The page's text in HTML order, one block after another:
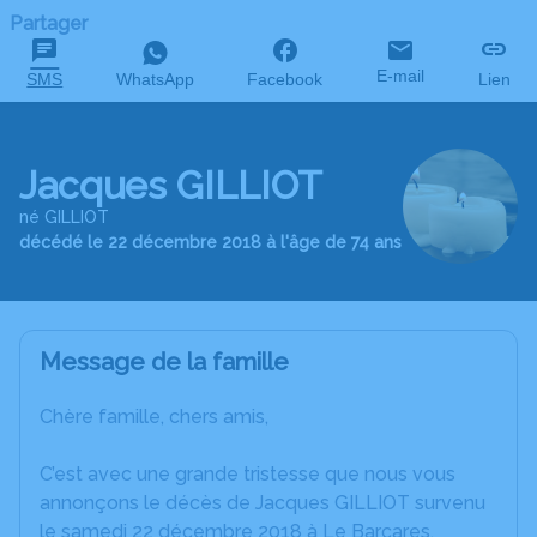
Partager
SMS WhatsApp Facebook E-mail Lien
Jacques GILLIOT
né GILLIOT
décédé le 22 décembre 2018 à l'âge de 74 ans
Message de la famille
Chère famille, chers amis,
C’est avec une grande tristesse que nous vous
annonçons le décès de Jacques GILLIOT survenu
le samedi 22 décembre 2018 à Le Barcares.